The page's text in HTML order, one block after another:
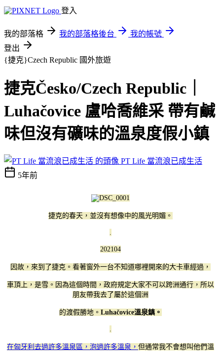
登入
我的部落格 我的部落格後台
我的帳號
登出
{捷克}Czech Republic 國外旅遊
捷克Česko/Czech Republic｜
Luhačovice 盧哈喬維采 帶有鹹
味但沒有礦味的溫泉度假小鎮
PT Life 當流浪已成生活
5年前
捷克的春天，並沒有想像中的風光明媚。
202104
因故，來到了捷克。看著窗外一台不知道哪裡開來的大卡車經過，
車頂上，是雪。 因為這個時間，政府規定大家不可以跨洲通行，所以
朋友帶我去了屬於這個洲
的渡假勝地。 Luhačovice溫泉鎮。
在匈牙利去過許多溫泉區，泡過許多溫泉， 但通常我不會想叫他們溫